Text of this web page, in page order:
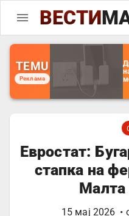
ВЕСТИ
TEMU
Реклама
Евростат:
стапка на
Малта
15 мај 2026 •